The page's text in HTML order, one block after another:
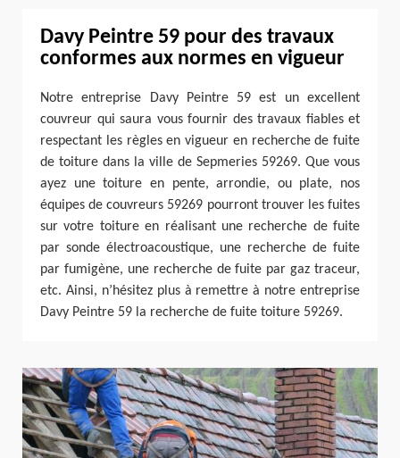
Davy Peintre 59 pour des travaux
conformes aux normes en vigueur
Notre entreprise Davy Peintre 59 est un excellent
couvreur qui saura vous fournir des travaux fiables et
respectant les règles en vigueur en recherche de fuite
de toiture dans la ville de Sepmeries 59269. Que vous
ayez une toiture en pente, arrondie, ou plate, nos
équipes de couvreurs 59269 pourront trouver les fuites
sur votre toiture en réalisant une recherche de fuite
par sonde électroacoustique, une recherche de fuite
par fumigène, une recherche de fuite par gaz traceur,
etc. Ainsi, n’hésitez plus à remettre à notre entreprise
Davy Peintre 59 la recherche de fuite toiture 59269.